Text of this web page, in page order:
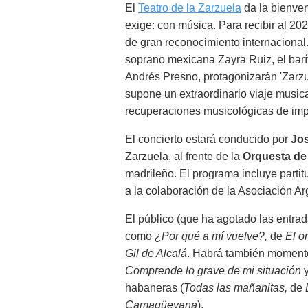
El Teatro de la Zarzuela da la
exige: con música. Para recibir al
de gran reconocimiento
soprano mexicana Zayra Ruiz, el
Andrés Presno, protagonizarán
supone un extraordinario viaje
recuperaciones musicológicas de
El concierto estará conducido por
Zarzuela, al frente de la Orquesta
madrileño. El programa incluye
a la colaboración de la Asociación
El público (que ha agotado las
como ¿Por qué a mí vuelve?, de El
Gil de Alcalá. Habrá también
Comprende lo grave de mi situación
habaneras (Todas las mañanitas, de
Camagüeyana).